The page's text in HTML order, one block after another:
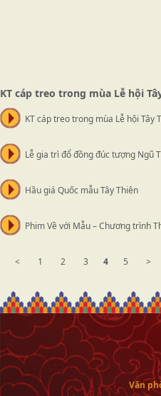
KT cáp treo trong mùa Lễ hội
KT cáp treo trong mùa Lễ hội Tây
Lễ gia trì đổ đồng đúc tượng Ngũ
Hầu giá Quốc mẫu Tây Thiên
Phim Về với Mẫu – Chương trình
< 1 2 3 4 5 >
Văn